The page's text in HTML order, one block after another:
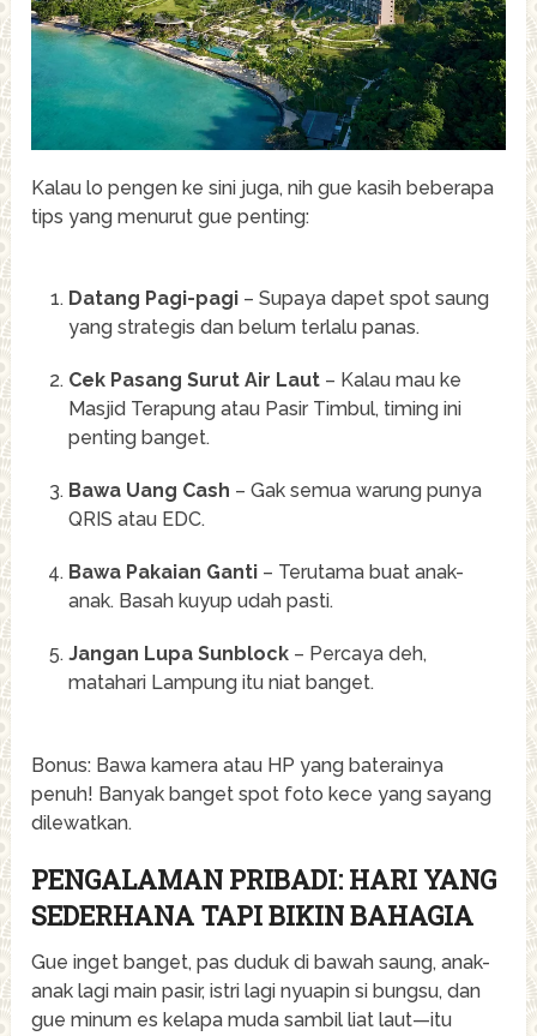
Kalau lo pengen ke sini juga, nih gue kasih beberapa
tips yang menurut gue penting:
Datang Pagi-pagi– Supaya dapet spot saung
yang strategis dan belum terlalu panas.
Cek Pasang Surut Air Laut– Kalau mau ke
Masjid Terapung atau Pasir Timbul, timing ini
penting banget.
Bawa Uang Cash – Gak semua warung punya
QRIS atau EDC.
Bawa Pakaian Ganti– Terutama buat anak-
anak. Basah kuyup udah pasti.
Jangan Lupa Sunblock– Percaya deh,
matahari Lampung itu niat banget.
Bonus: Bawa kamera atau HP yang baterainya
penuh! Banyak banget spot foto kece yang sayang
dilewatkan.
PENGALAMAN PRIBADI: HARI YANG
SEDERHANA TAPI BIKIN BAHAGIA
Gue inget banget, pas duduk di bawah saung, anak-
anak lagi main pasir, istri lagi nyuapin si bungsu, dan
gue minum es kelapa muda sambil liat laut—itu